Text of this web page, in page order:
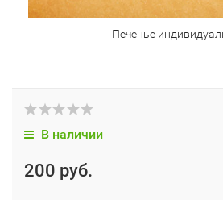
Печенье
В наличии
200 руб.